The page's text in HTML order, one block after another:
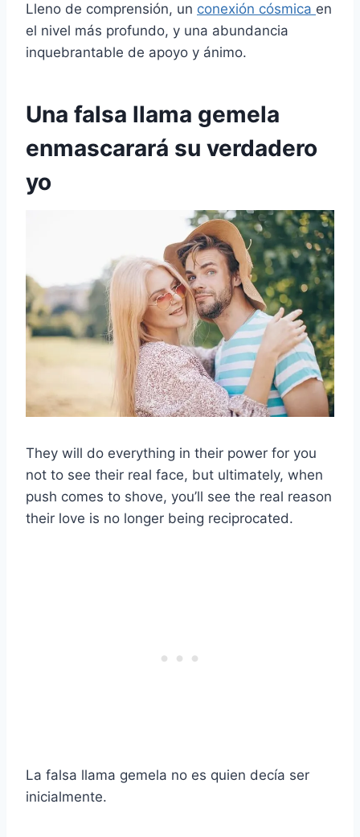
Lleno de comprensión, un conexión cósmica en
el nivel más profundo, y una abundancia
inquebrantable de apoyo y ánimo.
Una falsa llama gemela
enmascarará su verdadero
yo
They will do everything in their power for you
not to see their real face, but ultimately, when
push comes to shove, you’ll see the real reason
their love is no longer being reciprocated.
La falsa llama gemela no es quien decía ser
inicialmente.